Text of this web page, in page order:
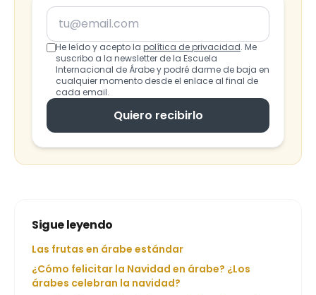
Tu email
He leído y acepto la política de privacidad. Me
suscribo a la newsletter de la Escuela
Internacional de Árabe y podré darme de baja en
cualquier momento desde el enlace al final de
cada email.
Quiero recibirlo
Sigue leyendo
Las frutas en árabe estándar
¿Cómo felicitar la Navidad en árabe? ¿Los
árabes celebran la navidad?